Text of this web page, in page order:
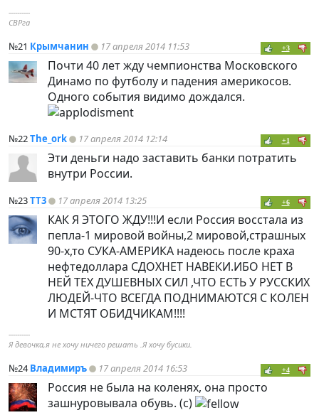
----------
СВРга
№21 Крымчанин 17 апреля 2014 11:53 +3
Почти 40 лет жду чемпионства Московского
Динамо по футболу и падения америкосов.
Одного события видимо дождался.
№22The_ork 17 апреля 2014 12:14 +1
Эти деньги надо заставить банки потратить
внутри России.
№23TT3 17 апреля 2014 13:25 +6
КАК Я ЭТОГО ЖДУ!!!И если Россия восстала из
пепла-1 мировой войны,2 мировой,страшных
90-х,то СУКА-АМЕРИКА надеюсь после краха
нефтедоллара СДОХНЕТ НАВЕКИ.ИБО НЕТ В
НЕЙ ТЕХ ДУШЕВНЫХ СИЛ ,ЧТО ЕСТЬ У РУССКИХ
ЛЮДЕЙ-ЧТО ВСЕГДА ПОДНИМАЮТСЯ С КОЛЕН
И МСТЯТ ОБИДЧИКАМ!!!!
----------
Я девочка,я не хочу ничего решать .Я хочу бусики.
№24Владимиръ 17 апреля 2014 16:53 +4
Россия не была на коленях, она просто
зашнуровывала обувь. (с)